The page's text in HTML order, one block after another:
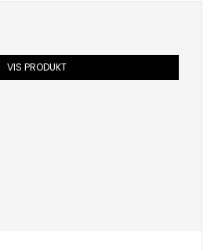
VIS PRODUKT